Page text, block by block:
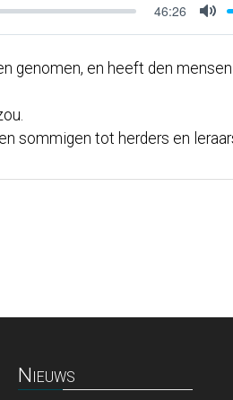
46:26
genomen, en heeft den
sommigen tot herders en
Nieuws